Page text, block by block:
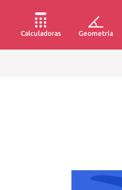
Calculadoras Geometría